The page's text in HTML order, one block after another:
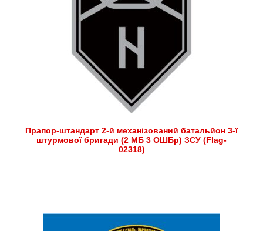
Прапор-штандарт 2-й механізований батальйон 3-ї
штурмової бригади (2 МБ 3 ОШБр) ЗСУ (Flag-
02318)